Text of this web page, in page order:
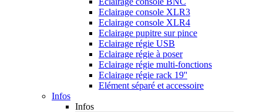
Eclairage console XLR3
Eclairage console XLR4
Eclairage pupitre sur pince
Eclairage régie USB
Eclairage régie à poser
Eclairage régie multi-fonctions
Eclairage régie rack 19''
Elément séparé et accessoire
Infos
Infos